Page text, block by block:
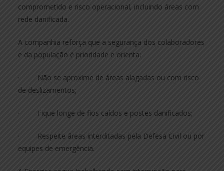
comprometido e risco operacional, incluindo áreas com
rede danificada.
A companhia reforça que a segurança dos colaboradores
e da população é prioridade e orienta:
· Não se aproxime de áreas alagadas ou com risco
de deslizamentos;
· Fique longe de fios caídos e postes danificados;
· Respeite áreas interditadas pela Defesa Civil ou por
equipes de emergência.